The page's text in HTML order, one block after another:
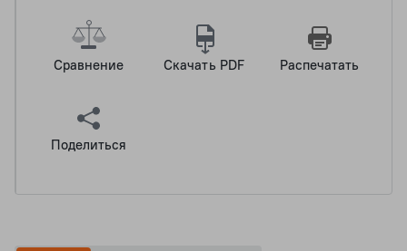
Сравнение Скачать PDF Распечатать
Поделиться